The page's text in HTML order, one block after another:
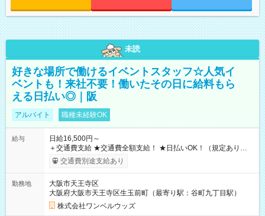
未読
好きな場所で働けるイベントスタッフ☆人気イ
ベントも！来社不要！働いたその日に給料もら
える日払い◎｜阪
アルバイト 職種未経験OK
給与
日給16,500円～
＋交通費支給 ★交通費全額支給！ ★日払いOK！（規定あり） ┗
働いたその日に現金GET♪ お仕事後はコンビニATMから 日払
交通費別途支給あり
勤務地
大阪市天王寺区
大阪府大阪市天王寺区生玉前町（最寄り駅：谷町九丁目駅）
株式会社ワンベルウッズ